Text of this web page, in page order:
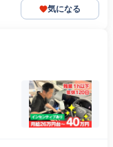
気になる